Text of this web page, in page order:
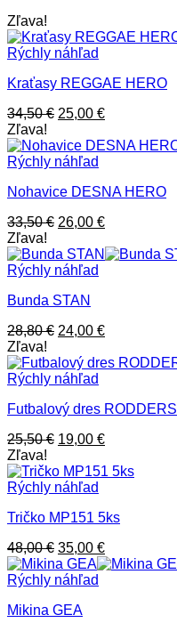
Zľava!
Rýchly náhľad
Kraťasy REGGAE HERO
34,50€ Pôvodná
bola:
34,50 €.
25,00 €Aktuálna
je:
Zľava!
Rýchly náhľad
Nohavice DESNA HERO
33,50€ Pôvodná
bola:
33,50 €.
26,00 €Aktuálna
je:
Zľava!
Rýchly náhľad
Bunda STAN
28,80€ Pôvodná
bola:
28,80 €.
24,00 €Aktuálna
je:
Zľava!
Rýchly náhľad
Futbalový dres RODDERS
25,50€ Pôvodná
bola:
25,50 €.
19,00 €Aktuálna
je:
Zľava!
Rýchly náhľad
Tričko MP151 5ks
48,00€ Pôvodná
cena
bola:
35,00 €Aktuálna
cena
Rýchly náhľad
Mikina GEA